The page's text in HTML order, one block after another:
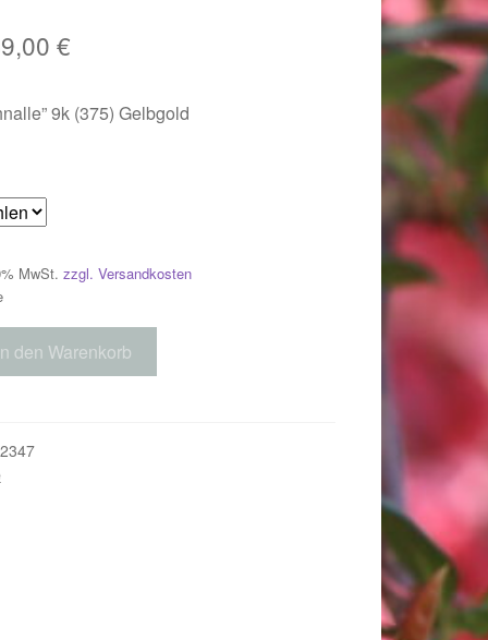
€Aktueller
ist:
9k (375) Gelbgold
MwSt. zzgl. Versandkosten
den Warenkorb